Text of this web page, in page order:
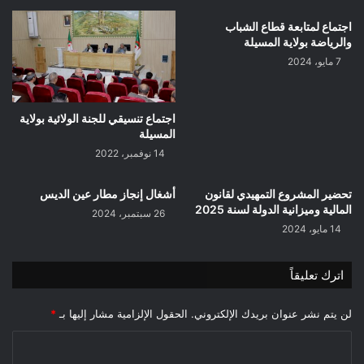
اجتماع لمتابعة قطاع الشباب
والرياضة بولاية المسيلة
7 مايو، 2024
اجتماع تنسيقي للجنة الولائية بولاية
المسيلة
14 نوفمبر، 2022
تحضير المشروع التمهيدي لقانون
المالية وميزانية الدولة لسنة 2025
14 مايو، 2024
أشغال إنجاز مطار عين الديس
26 سبتمبر، 2024
اترك تعليقاً
لن يتم نشر عنوان بريدك الإلكتروني. الحقول الإلزامية مشار إليها بـ *